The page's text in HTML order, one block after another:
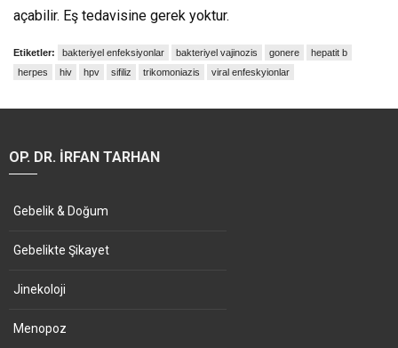
açabilir. Eş tedavisine gerek yoktur.
Etiketler: bakteriyel enfeksiyonlar bakteriyel vajinozis gonere
hepatit b
herpes
hiv hpv sifiliz trikomoniazis viral enfeskyionlar
OP. DR. İRFAN TARHAN
Gebelik & Doğum
Gebelikte Şikayet
Jinekoloji
Menopoz